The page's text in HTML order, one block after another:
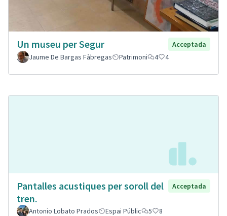
Un museu per Segur
Acceptada
Jaume De Bargas Fàbregas
Patrimoni 4 4
Pantalles acustiques per soroll del
tren.
Acceptada
Antonio Lobato Prados Espai Públic 5 8